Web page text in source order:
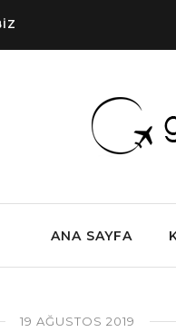
ANA SAYFA
19 AĞUSTOS 2019